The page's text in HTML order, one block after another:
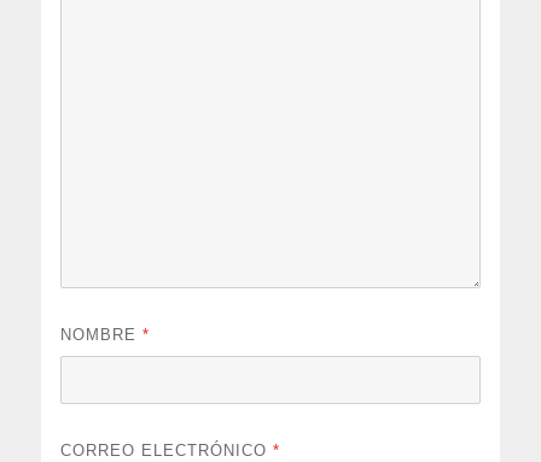
NOMBRE*
CORREO ELECTRÓNICO*